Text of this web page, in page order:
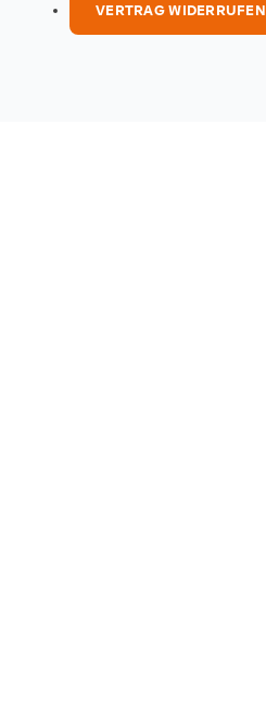
VERTRAG WIDERRUFEN